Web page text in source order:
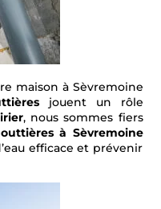
maison à Sèvremoine
jouent un rôle
, nous sommes fiers
à Sèvremoine
efficace et prévenir